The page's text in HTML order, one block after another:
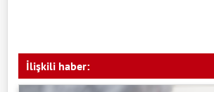
İlişkili haber: